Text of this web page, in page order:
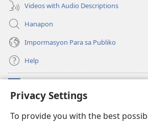
Privacy Settings
To provide you with the best
Videos with Audio Descriptions
Hanapon
Impormasyon Para sa Publiko
Help
(opens
new
Watchtower ONLINE NA LIBRARYA
(opens